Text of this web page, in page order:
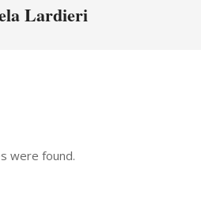
Lardieri
were found.